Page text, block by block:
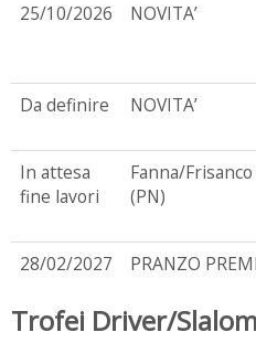
25/10/2026 NOVITA’
Da definire NOVITA’
In attesa
fine lavori
Fanna/Frisanco
(PN)
28/02/2027 PRANZO
Trofei Driver/